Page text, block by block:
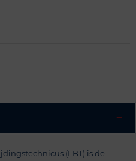
−
(LBT) is de